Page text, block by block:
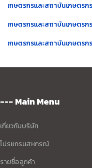
เกษตรกรและสถาบันเกษตรก
เกษตรกรและสถาบันเกษตรก
เกษตรกรและสถาบันเกษตรก
--- Main Menu
เกี่ยวกับบริษัท
โปรแกรมสหกรณ์
รายชื่อลูกค้า